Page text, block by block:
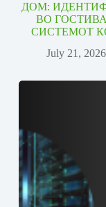
ДОМ:
ВО
СИСТЕМОТ
July 21, 2026